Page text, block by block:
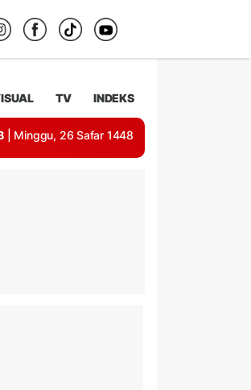
TV INDEKS
| Minggu, 26 Safar 1448